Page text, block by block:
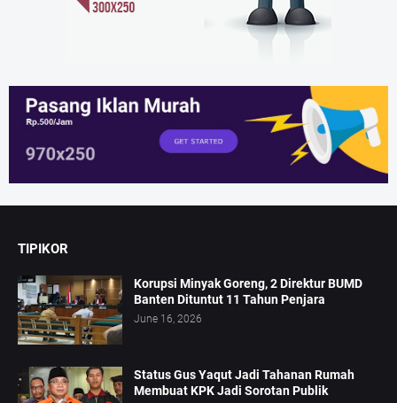
TIPIKOR
Korupsi Minyak Goreng, 2 Direktur BUMD
Banten Dituntut 11 Tahun Penjara
June 16, 2026
Status Gus Yaqut Jadi Tahanan Rumah
Membuat KPK Jadi Sorotan Publik